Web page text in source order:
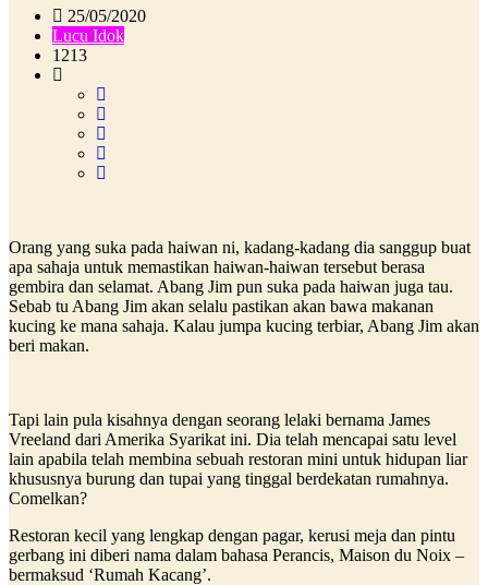
25/05/2020
Lucu Idok
1213
Orang yang suka pada haiwan ni, kadang-kadang dia sanggup buat
apa sahaja untuk memastikan haiwan-haiwan tersebut berasa
gembira dan selamat. Abang Jim pun suka pada haiwan juga tau.
Sebab tu Abang Jim akan selalu pastikan akan bawa makanan
kucing ke mana sahaja. Kalau jumpa kucing terbiar, Abang Jim akan
beri makan.
Tapi lain pula kisahnya dengan seorang lelaki bernama James
Vreeland dari Amerika Syarikat ini. Dia telah mencapai satu level
lain apabila telah membina sebuah restoran mini untuk hidupan liar
khususnya burung dan tupai yang tinggal berdekatan rumahnya.
Comelkan?
Restoran kecil yang lengkap dengan pagar, kerusi meja dan pintu
gerbang ini diberi nama dalam bahasa Perancis, Maison du Noix –
bermaksud ‘Rumah Kacang’.